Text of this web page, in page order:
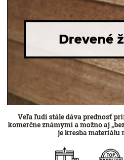
Drevené
Veľa ľudí stále dáva prednosť
komerčne známymi a možno aj
je kresba materiálu